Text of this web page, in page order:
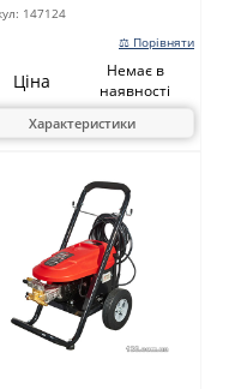
147124
⚖ Порівняти
Немає в
наявності
Характеристики